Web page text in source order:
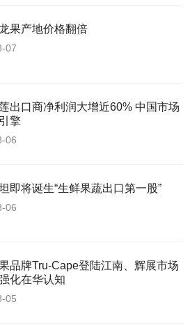
果产地价格翻倍
07
出口商净利润大增近60% 中国市场
擎
06
即将诞生“生鲜果蔬出口第一股”
06
品牌Tru-Cape登陆江南、辉展市场
化在华认知
05